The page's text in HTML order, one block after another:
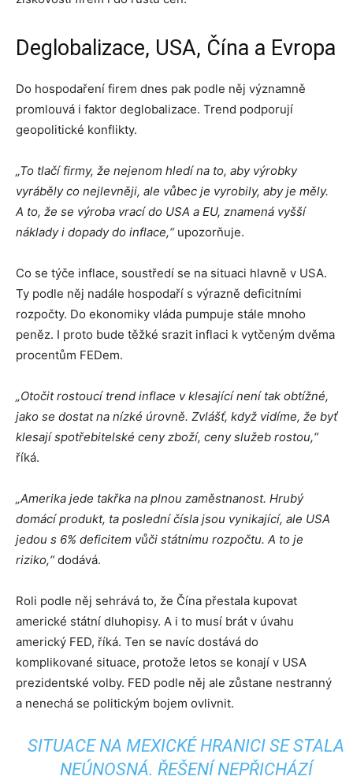
Deglobalizace, USA, Čína a Evropa
Do hospodaření firem dnes pak podle něj významně
promlouvá i faktor deglobalizace. Trend podporují
geopolitické konflikty.
„To tlačí firmy, že nejenom hledí na to, aby výrobky
vyráběly co nejlevněji, ale vůbec je vyrobily, aby je měly.
A to, že se výroba vrací do USA a EU, znamená vyšší
náklady i dopady do inflace,“upozorňuje.
Co se týče inflace, soustředí se na situaci hlavně v USA.
Ty podle něj nadále hospodaří s výrazně deficitními
rozpočty. Do ekonomiky vláda pumpuje stále mnoho
peněz. I proto bude těžké srazit inflaci k vytčeným dvěma
procentům FEDem.
„Otočit rostoucí trend inflace v klesající není tak obtížné,
jako se dostat na nízké úrovně. Zvlášť, když vidíme, že byť
klesají spotřebitelské ceny zboží, ceny služeb rostou,“
říká.
„Amerika jede takřka na plnou zaměstnanost. Hrubý
domácí produkt, ta poslední čísla jsou vynikající, ale USA
jedou s 6% deficitem vůči státnímu rozpočtu. A to je
riziko,“dodává.
Roli podle něj sehrává to, že Čína přestala kupovat
americké státní dluhopisy. A i to musí brát v úvahu
americký FED, říká. Ten se navíc dostává do
komplikované situace, protože letos se konají v USA
prezidentské volby. FED podle něj ale zůstane nestranný
a nenechá se politickým bojem ovlivnit.
SITUACE NA MEXICKÉ HRANICI SE STALA
NEÚNOSNÁ. ŘEŠENÍ NEPŘICHÁZÍ